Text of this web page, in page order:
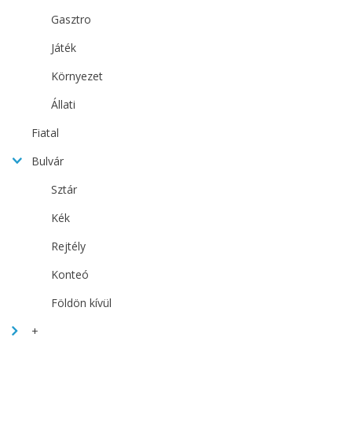
Gasztro
Játék
Környezet
Állati
Fiatal
Bulvár
Sztár
Kék
Rejtély
Konteó
Földön kívül
+